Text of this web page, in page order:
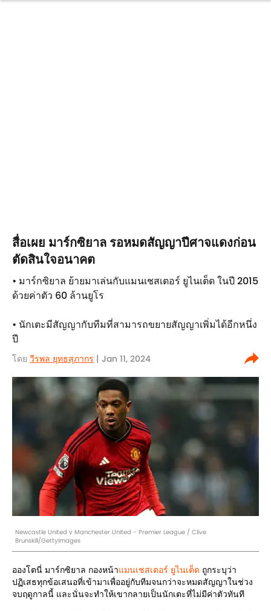
สื่อเผย มาร์กซิยาล รอหมดสัญญาปีศาจแดงก่อน
ตัดสินใจอนาคต
• มาร์กซิยาล ย้ายมาเล่นกับแมนเชสเตอร์ ยูไนเต็ด ในปี 2015
ด้วยค่าตัว 60 ล้านยูโร
• นักเตะมีสัญญากับทีมที่สามารถขยายสัญญาเพิ่มได้อีกหนึ่ง
ปี
โดย วีรพล ยุทธสุภากร​ | Jan 11, 2024
Newcastle United v Manchester United - Premier League / Clive
Brunskill/GettyImages
อองโตนี่ มาร์กซิยาล กองหน้าแมนเชสเตอร์ ยูไนเต็ด ถูกระบุว่า
ปฏิเสธทุกข้อเสนอที่เข้ามาเพื่ออยู่กับทีมจนกว่าจะหมดสัญญาในช่วง
จบฤดูกาลนี้ และนั่นจะทำให้เขากลายเป็นนักเตะที่ไม่มีค่าตัวทันที